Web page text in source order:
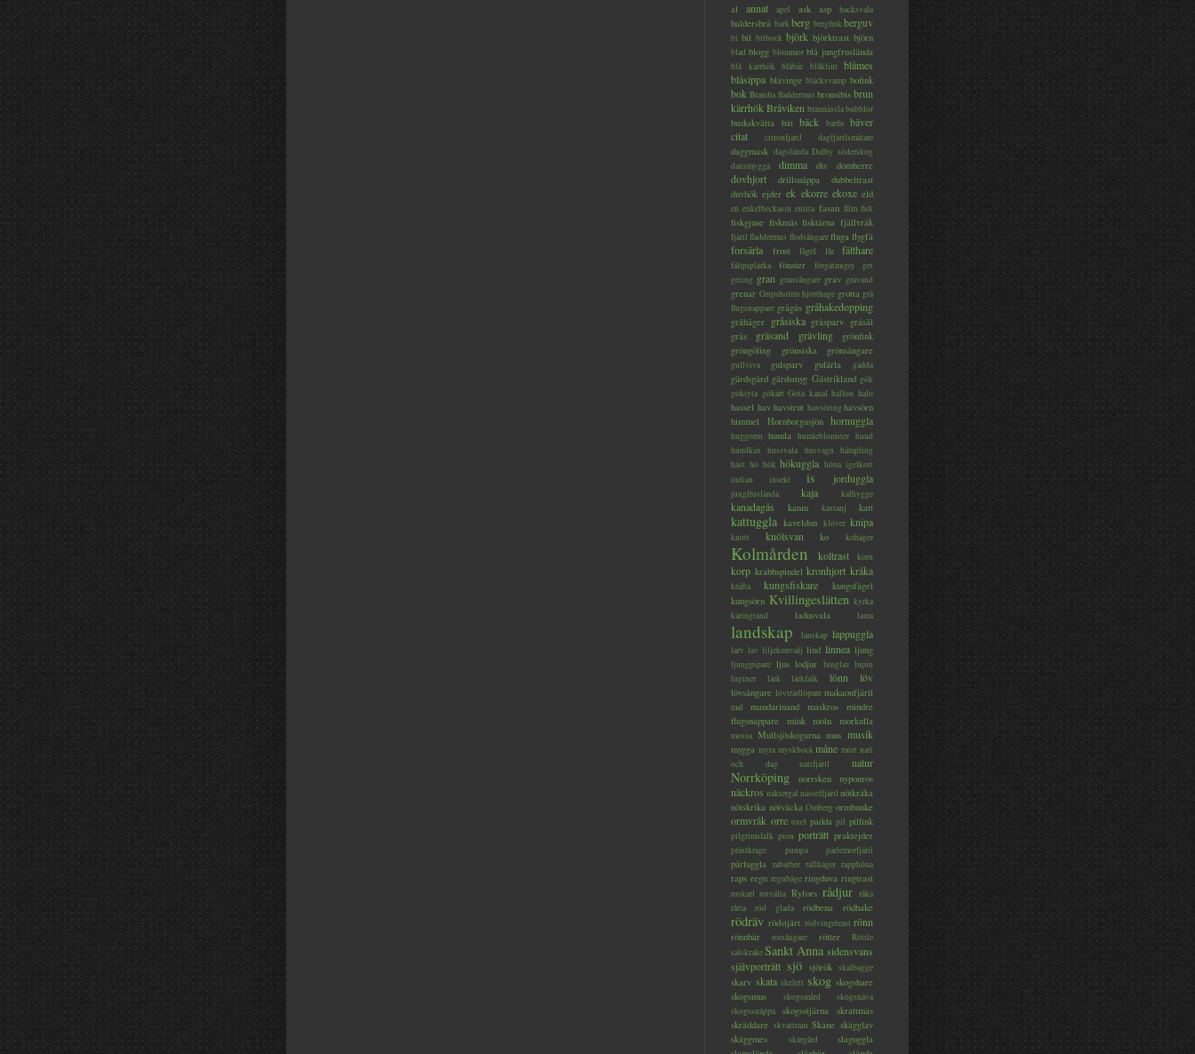
al annat apel ask asp backsvala
baldersbrå barkberg bergfinkberguv
bi bil bitbock björk björktrast björn
blad blogg blommor blå jungfruslända
blå kärrhök blåbär blåklint
blåmes
blåsippa blåvinge bläcksvamp bofink
bok Brandts fladdermus bronsibis brun
kärrhökBråviken brännässlabubblor
buskskvätta båt bäck bärfis bäver
citat
citronfjäril dagfjärilsmätare
daggmask dagslända Dalby söderskog
dansmygga
dimma dis domherre
dovhjort drillsnäppa
dubbeltrast
duvhök ejder ek ekorre ekoxe eld
en enkelbeckasin entita fasan film fisk
fiskgjuse fiskmås fisktärna fjällvråk
fjäril fladdermus flodsångarefluga flygfä
forsärla frost fågel får fälthare
fältpiplärka fönster förgätmigej
get
geting gran gransångare grav gravand
grenar Gripsholms hjorthage grotta grå
flugsnappare grågås gråhakedopping
gråhäger gråsiska gråsparv gråsäl
gräs
gräsand grävling
grönfink
gröngöling
grönsiska grönsångare
gullviva gulsparv gulärla gädda
gärdsgård gärdsmyg Gästrikland gök
göktyta gökärt Göta kanal hallon halo
hassel hav havstrut havsöring havsörn
himmel
Hornborgasjön hornuggla
huggorm humla humleblomster hund
hundkäx
hussvala husvagn
hämpling
häst hö hök hökuggla höna igelkott
indian
insekt is jorduggla
jungfruslända kaja kalhygge
kanadagås kanin kastanj katt
kattuggla kaveldun klöver knipa
knott knölsvan ko kohäger
Kolmården koltrast korn
korp krabbspindel kronhjort kråka
kräfta kungsfiskare
kungsfågel
kungsörn Kvillingeslätten kyrka
käringtand
ladusvala lama
landskap lanskap lappuggla
larv lav liljekonvalj lind linnea ljung
ljungpipare ljus lodjur lunglav lupin
lupiner
lärk lärkfalk lönn löv
lövsångare lövträdlöpare makaonfjäril
mal mandarinand maskros
mindre
flugsnappare
mink moln morkulla
mossa Mullsjöskogarna mus musik
mygga myra myskbock måne mört natt
och dag
nattfjäril natur
Norrköping norrsken nyponros
näckros näktergal nässelfjäril nötkråka
nötskrika nötväcka Omberg ormbunke
ormvråk orre oxel padda pil pilfink
pilgrimsfalk pion porträtt praktejder
prästkrage pumpa pärlemorfjäril
pärluggla rabarber rallhäger rapphöna
raps regn regnbåge ringduva ringtrast
roskarl rotvälta Ryfors rådjur råka
råtta
röd glada rödbena rödhake
rödräv rödstjärt rödvingetrast rönn
rönnbär rörsångare rötter
Röttle
salskrakeSankt Anna sidensvans
självporträtt sjö sjörök skalbagge
skarv skata skelett skog skogshare
skogsmus
skogsmård
skogsnäva
skogssnäppa
skogsstjärna
skrattmås
skräddare skvattram Skåne skägglav
skäggmes
skärgård
slaguggla